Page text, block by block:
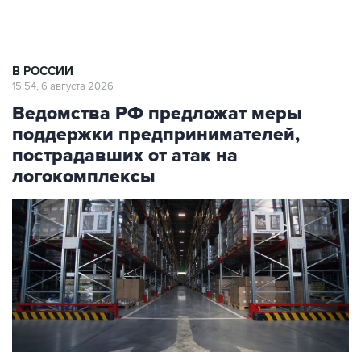
В РОССИИ
15:54, 6 августа 2026
Ведомства РФ предложат меры
поддержки предпринимателей,
пострадавших от атак на
логокомплексы